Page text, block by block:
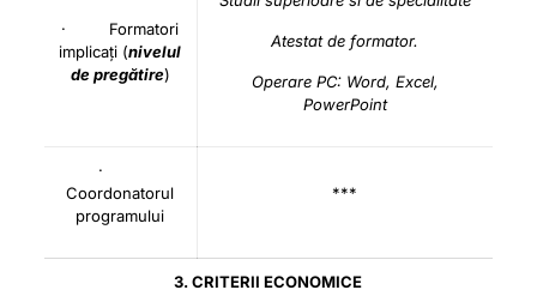
· Formatori
implicați (nivelul
de pregătire)
Atestat de formator.
Operare PC: Word, Excel,
PowerPoint
·
Coordonatorul
programului
***
3. CRITERII ECONOMICE